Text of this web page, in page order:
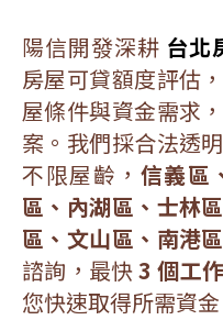
陽信開發深耕 台北
房屋可貸額度評估
屋條件與資金需求
案。我們採合法透
不限屋齡， 信義區
區、內湖區、士林
區、文山區、南港
諮詢，最快3 個工
您快速取得所需資金